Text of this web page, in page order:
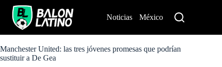
o
c
Noticias México
Manchester United: las tres jóvenes promesas que podrían
sustituir a De Gea